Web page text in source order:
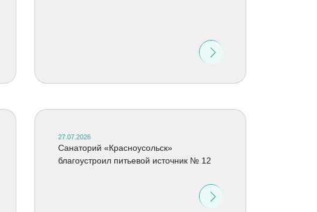
27.07.2026
Санаторий «Красноусольск»
благоустроил питьевой источник № 12